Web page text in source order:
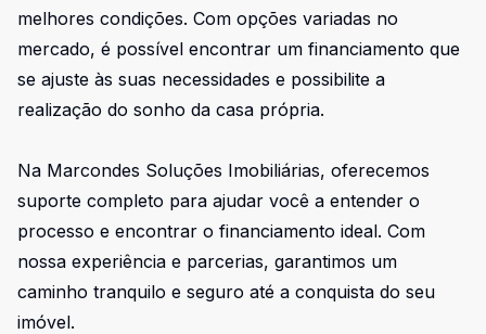
melhores condições. Com opções variadas no
mercado, é possível encontrar um financiamento que
se ajuste às suas necessidades e possibilite a
realização do sonho da casa própria.
Na Marcondes Soluções Imobiliárias, oferecemos
suporte completo para ajudar você a entender o
processo e encontrar o financiamento ideal. Com
nossa experiência e parcerias, garantimos um
caminho tranquilo e seguro até a conquista do seu
imóvel.